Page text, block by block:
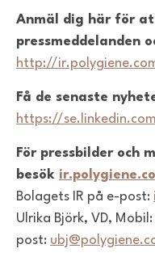
Anmäl dig här för
pressmeddelanden
http://
Få de senaste
https://
För pressbilder och
besök
Bolagets IR på e-post:
Ulrika Björk, VD,
post: